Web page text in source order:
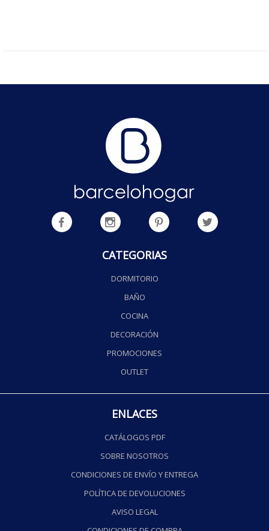
CATEGORIAS
DORMITORIO
BAÑO
COCINA
DECORACIÓN
PROMOCIONES
OUTLET
ENLACES
CATÁLOGOS PDF
SOBRE NOSOTROS
CONDICIONES DE ENVÍO Y ENTREGA
POLÍTICA DE DEVOLUCIONES
AVISO LEGAL